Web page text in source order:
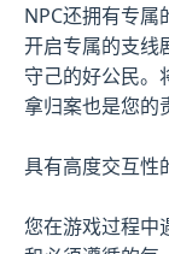
NPC还拥有专属
开启专属的支线
守己的好公民。
拿归案也是您的
具有高度交互性
您在游戏过程中